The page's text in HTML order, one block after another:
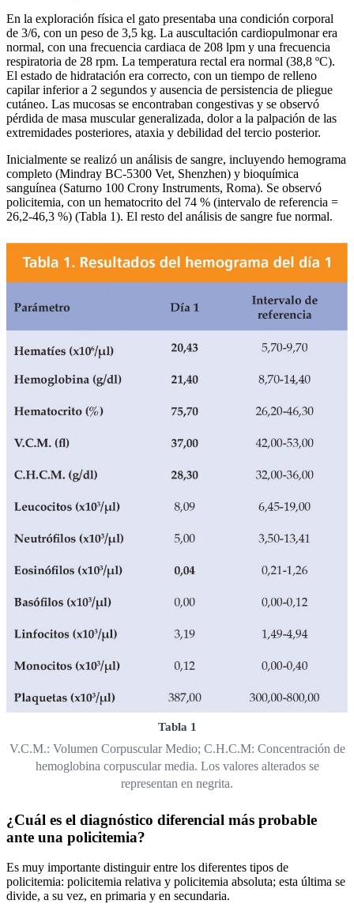
En la exploración física el gato presentaba una condición corporal
de 3/6, con un peso de 3,5 kg. La auscultación cardiopulmonar era
normal, con una frecuencia cardiaca de 208 lpm y una frecuencia
respiratoria de 28 rpm. La temperatura rectal era normal (38,8 ºC).
El estado de hidratación era correcto, con un tiempo de relleno
capilar inferior a 2 segundos y ausencia de persistencia de pliegue
cutáneo. Las mucosas se encontraban congestivas y se observó
pérdida de masa muscular generalizada, dolor a la palpación de las
extremidades posteriores, ataxia y debilidad del tercio posterior.
Inicialmente se realizó un análisis de sangre, incluyendo hemograma
completo (Mindray BC-5300 Vet, Shenzhen) y bioquímica
sanguínea (Saturno 100 Crony Instruments, Roma). Se observó
policitemia, con un hematocrito del 74 % (intervalo de referencia =
26,2-46,3 %) (Tabla 1). El resto del análisis de sangre fue normal.
Tabla 1
V.C.M.: Volumen Corpuscular Medio; C.H.C.M: Concentración de
hemoglobina corpuscular media. Los valores alterados se
representan en negrita.
¿Cuál es el diagnóstico diferencial más probable
ante una policitemia?
Es muy importante distinguir entre los diferentes tipos de
policitemia: policitemia relativa y policitemia absoluta; esta última se
divide, a su vez, en primaria y en secundaria.